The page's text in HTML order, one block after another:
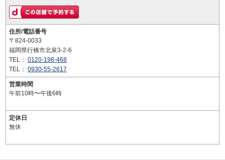
住所/電話番号
〒824-0033
福岡県行橋市北泉3-2-6
TEL： 0120-198-468
TEL： 0930-55-2617
営業時間
午前10時〜午後6時
定休日
無休